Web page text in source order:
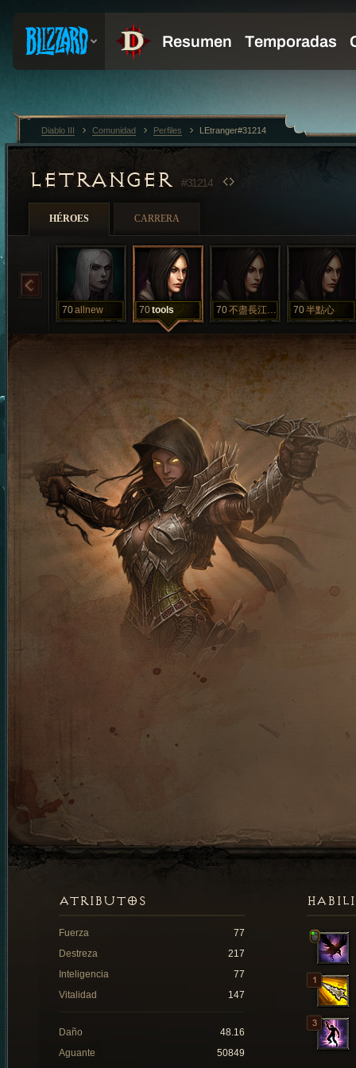
LETRANGER #31214
HÉROES CARRERA
70allnew 70tools 70 不盡長江滾滾來 70半點心
ATRIBUTOS
Fuerza
77
Destreza
217
Inteligencia
77
Vitalidad
147
Daño
48.16
Aguante
50849
Diablo III Comunidad Perfiles LEtranger#31214